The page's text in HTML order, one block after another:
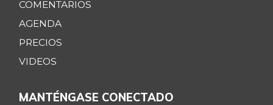
COMENTARIOS
AGENDA
PRECIOS
VIDEOS
MANTÉNGASE CONECTADO